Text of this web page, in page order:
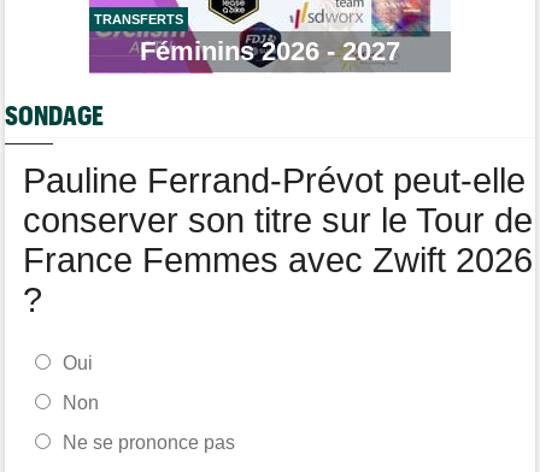
Tour de Pologne
Jan Christen : "J'ai dû me retenir pour ne pas attaquer trop tôt"
Kasia Niewiadoma fait coup double sur la 7e étape
Joao Almeida a abandonné après une nouvelle chute
TRANSFERTS
Féminins 2026 - 2027
SONDAGE
Pauline Ferrand-Prévot peut-elle
conserver son titre sur le Tour de
France Femmes avec Zwift 2026
?
Oui
Non
Ne se prononce pas